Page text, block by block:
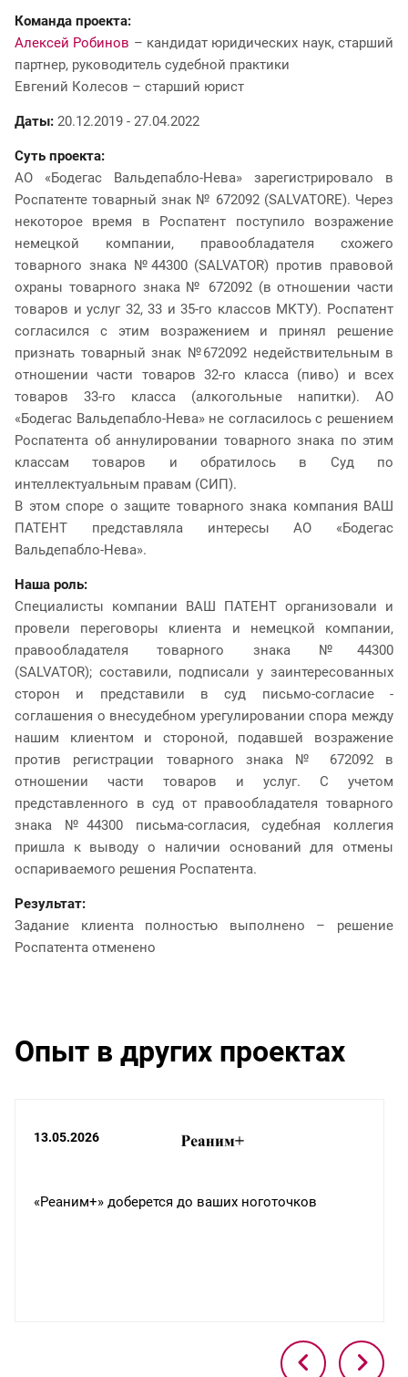
Команда проекта:
Алексей Робинов – кандидат юридических наук, старший
партнер, руководитель судебной практики
Евгений Колесов – старший юрист
Даты: 20.12.2019 - 27.04.2022
Суть проекта:
АО «Бодегас Вальдепабло-Нева» зарегистрировало в
Роспатенте товарный знак № 672092 (SALVATORE). Через
некоторое время в Роспатент поступило возражение
немецкой компании, правообладателя схожего
товарного знака №44300 (SALVATOR) против правовой
охраны товарного знака № 672092 (в отношении части
товаров и услуг 32, 33 и 35-го классов МКТУ). Роспатент
согласился с этим возражением и принял решение
признать товарный знак №672092 недействительным в
отношении части товаров 32-го класса (пиво) и всех
товаров 33-го класса (алкогольные напитки). АО
«Бодегас Вальдепабло-Нева» не согласилось с решением
Роспатента об аннулировании товарного знака по этим
классам товаров и обратилось в Суд по
интеллектуальным правам (СИП).
В этом споре о защите товарного знака компания ВАШ
ПАТЕНТ представляла интересы АО «Бодегас
Вальдепабло-Нева».
Наша роль:
Специалисты компании ВАШ ПАТЕНТ организовали и
провели переговоры клиента и немецкой компании,
правообладателя товарного знака №44300
(SALVATOR); составили, подписали у заинтересованных
сторон и представили в суд письмо-согласие -
соглашения о внесудебном урегулировании спора между
нашим клиентом и стороной, подавшей возражение
против регистрации товарного знака № 672092 в
отношении части товаров и услуг. С учетом
представленного в суд от правообладателя товарного
знака №44300 письма-согласия, судебная коллегия
пришла к выводу о наличии оснований для отмены
оспариваемого решения Роспатента.
Результат:
Задание клиента полностью выполнено – решение
Роспатента отменено
Опыт в других проектах
13.05.2026
«Реаним+» доберется до ваших ноготочков